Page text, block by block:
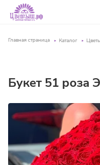
Главная страница Каталог
Букет 51 роза